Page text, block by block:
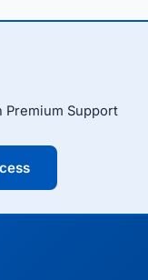
Premium Support